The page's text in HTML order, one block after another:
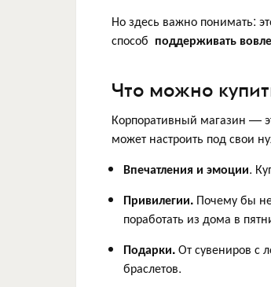
Но здесь важно понимать:
способ поддерживать
Что можно
Корпоративный магазин —
может настроить под свои
Впечатления и эмоции.
Привилегии. Почему бы
поработать из дома в
Подарки.От сувениров с
браслетов.